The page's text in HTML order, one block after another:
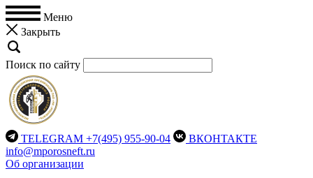
Меню
Закрыть
Поиск по сайту
TELEGRAM +7(495) 955-90-04
ВКОНТАКТЕ
info@mporosneft.ru
Об организации